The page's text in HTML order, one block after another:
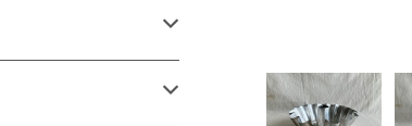
クロモス
ースター
ャルテープ